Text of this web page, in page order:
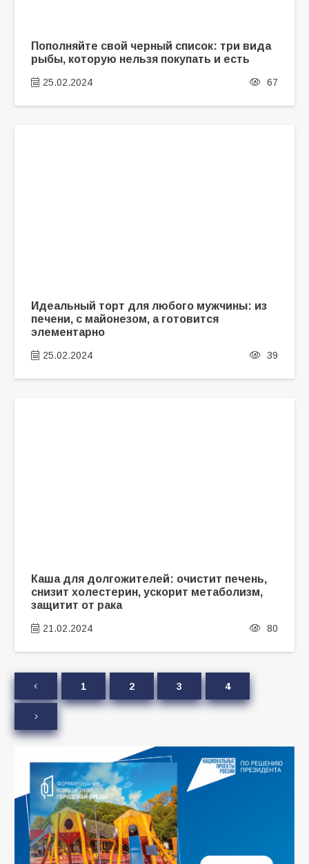
Пополняйте свой черный список: три вида
рыбы, которую нельзя покупать и есть
25.02.2024 67
Идеальный торт для любого мужчины: из
печени, с майонезом, а готовится
элементарно
25.02.2024 39
Каша для долгожителей: очистит печень,
снизит холестерин, ускорит метаболизм,
защитит от рака
21.02.2024 80
1 2 3 4